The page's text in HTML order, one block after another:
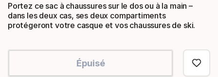
Portez ce sac à chaussures sur le dos ou à la main –
dans les deux cas, ses deux compartiments
protégeront votre casque et vos chaussures de ski.
Épuisé